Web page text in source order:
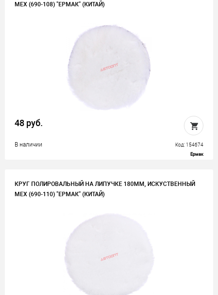
МЕХ (690-108) "ЕРМАК" (КИТАЙ)
48 руб.
В наличии Код: 154674
Ермак
КРУГ ПОЛИРОВАЛЬНЫЙ НА ЛИПУЧКЕ 180ММ, ИСКУСТВЕННЫЙ
МЕХ (690-110) "ЕРМАК" (КИТАЙ)